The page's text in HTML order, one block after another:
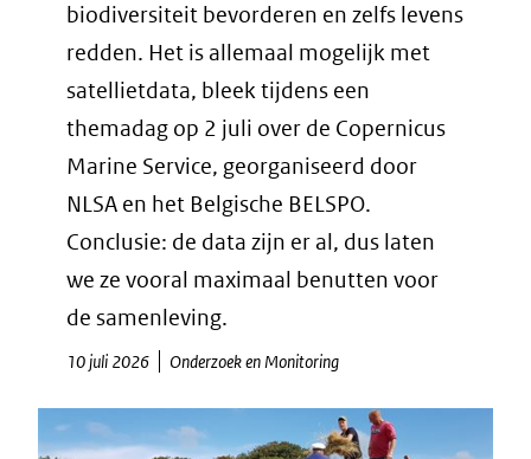
biodiversiteit bevorderen en zelfs levens
redden. Het is allemaal mogelijk met
satellietdata, bleek tijdens een
themadag op 2 juli over de Copernicus
Marine Service, georganiseerd door
NLSA en het Belgische BELSPO.
Conclusie: de data zijn er al, dus laten
we ze vooral maximaal benutten voor
de samenleving.
10 juli 2026 Onderzoek en Monitoring